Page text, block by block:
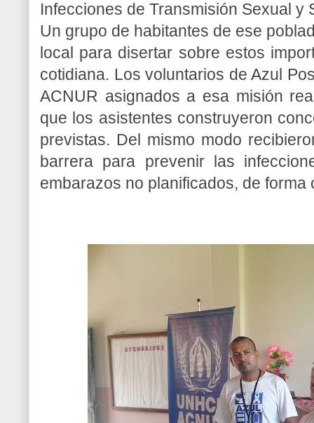
Infecciones de Transmisión Sexual y
Un grupo de habitantes de ese
local para disertar sobre estos
cotidiana. Los voluntarios de Azul
ACNUR asignados a esa misión
que los asistentes construyeron
previstas. Del mismo modo
barrera para prevenir las
embarazos no planificados, de forma